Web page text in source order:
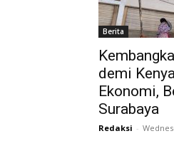
Berita
demi
Ekonomi,
Surabaya
Redaksi -